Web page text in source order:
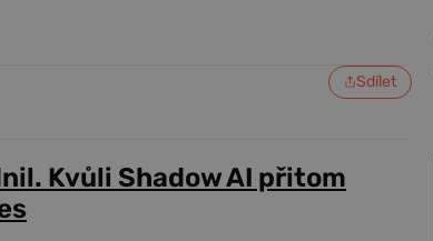
Sdílet
Kvůli Shadow AI přitom